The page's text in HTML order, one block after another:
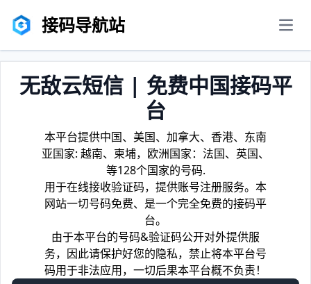
接码导航站
无敌云短信 | 免费中国接码平
台
本平台提供中国、美国、加拿大、香港、东南
亚国家: 越南、柬埔，欧洲国家：法国、英国、
等128个国家的号码.
用于在线接收验证码，提供账号注册服务。本
网站一切号码免费、是一个完全免费的接码平
台。
由于本平台的号码&验证码公开对外提供服
务，因此请保护好您的隐私，禁止将本平台号
码用于非法应用，一切后果本平台概不负责！